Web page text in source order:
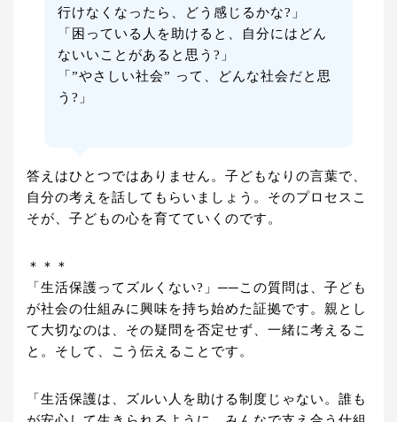
行けなくなったら、どう感じるかな?」
「困っている人を助けると、自分にはどん
ないいことがあると思う?」
「”やさしい社会” って、どんな社会だと思
う?」
答えはひとつではありません。子どもなりの言葉で、
自分の考えを話してもらいましょう。そのプロセスこ
そが、子どもの心を育てていくのです。
＊＊＊
「生活保護ってズルくない?」──この質問は、子ども
が社会の仕組みに興味を持ち始めた証拠です。親とし
て大切なのは、その疑問を否定せず、一緒に考えるこ
と。そして、こう伝えることです。
「生活保護は、ズルい人を助ける制度じゃない。誰も